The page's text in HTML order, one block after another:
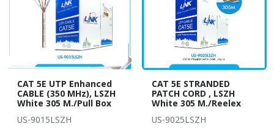
CAT 5E UTP Enhanced
CABLE (350 MHz), LSZH
White 305 M./Pull Box
US-9015LSZH
CAT 5E STRANDED
PATCH CORD , LSZH
White 305 M./Reelex
US-9025LSZH